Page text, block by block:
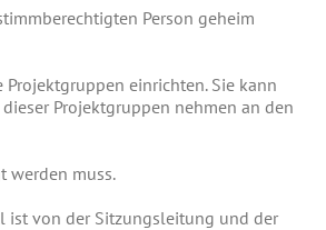
Person geheim
einrichten. Sie kann
Projektgruppen nehmen an den
werden muss.
ist von der Sitzungsleitung und der